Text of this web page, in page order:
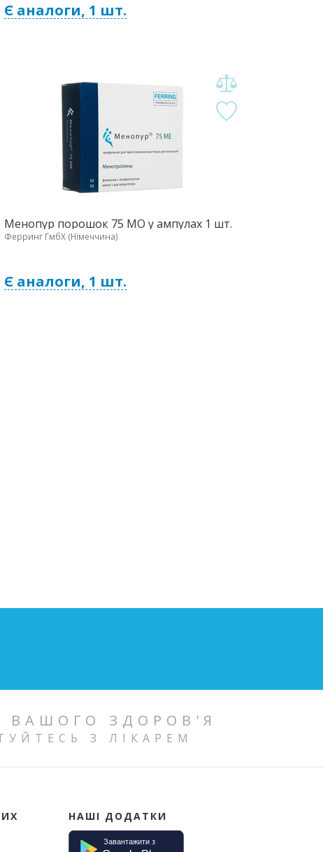
Є аналоги, 1 шт.
Менопур порошок 75 МО у ампулах 1 шт.
Ферринг ГмбХ (Німеччина)
Є аналоги, 1 шт.
ВАШОГО ЗДОРОВ'Я
З ЛІКАРЕМ
НАШІ ДОДАТКИ